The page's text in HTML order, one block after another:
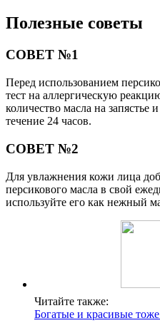
Полезные советы
СОВЕТ №1
Перед использованием
тест на аллергическую
количество масла на запястье
течение 24 часов.
СОВЕТ №2
Для увлажнения кожи лица
персикового масла в свой
используйте его как нежный
Читайте также:
Богатые и красивые